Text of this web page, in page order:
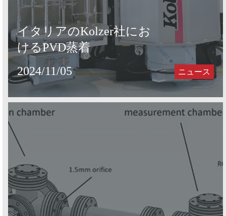
イタリアのKolzer社にお
けるPVD蒸着
2024/11/05
ニュース